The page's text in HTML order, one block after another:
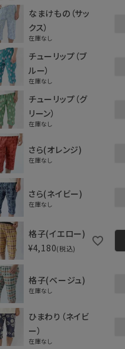
なまけもの（サッ
クス）
在庫なし
チューリップ（ブ
ルー）
在庫なし
チューリップ（グ
リーン）
在庫なし
さら(オレンジ)
在庫なし
さら(ネイビー)
在庫なし
格子(イエロー)
¥4,180 税込
格子(ベージュ)
在庫なし
ひまわり（ネイビ
ー）
在庫なし